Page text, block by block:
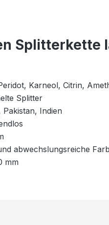
Splitterkette
Karneol, Citrin,
Splitter
Pakistan, Indien
abwechslungsreiche
mm